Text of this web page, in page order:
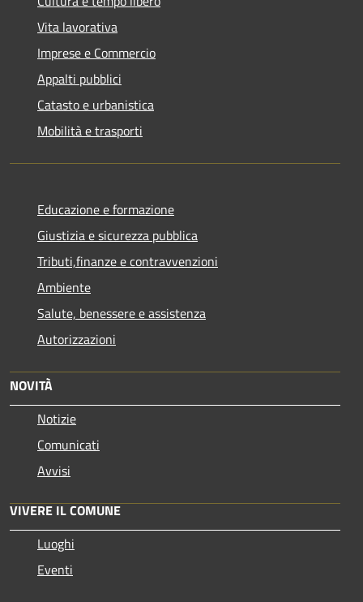
Vita lavorativa
Imprese e Commercio
Appalti pubblici
Catasto e urbanistica
Mobilità e trasporti
Educazione e formazione
Giustizia e sicurezza pubblica
Tributi,finanze e contravvenzioni
Ambiente
Salute, benessere e assistenza
Autorizzazioni
NOVITÀ
Notizie
Comunicati
Avvisi
VIVERE IL COMUNE
Luoghi
Eventi